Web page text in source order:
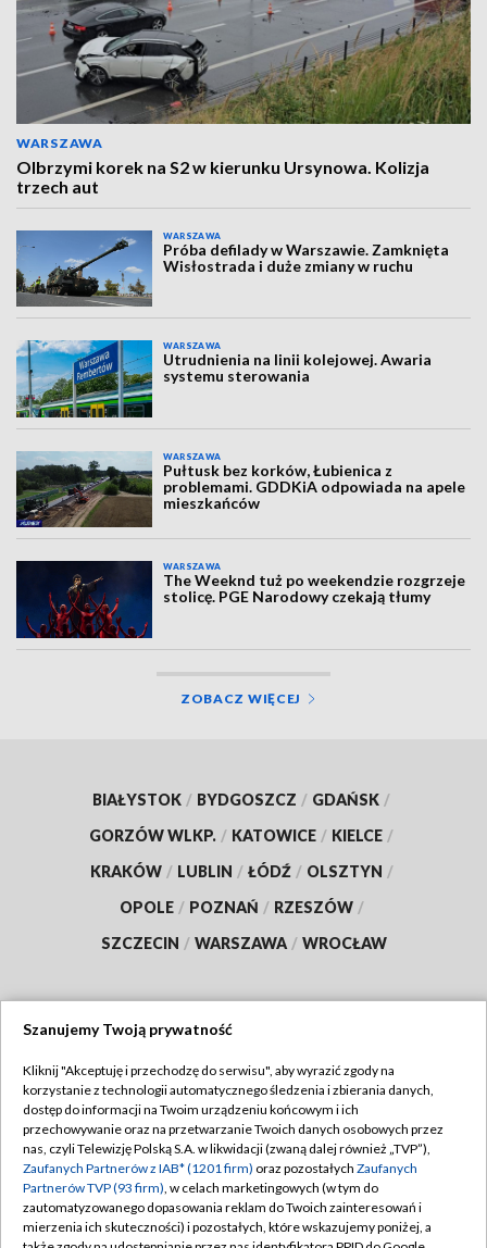
WARSZAWA
Olbrzymi korek na S2 w kierunku Ursynowa. Kolizja
trzech aut
WARSZAWA
Próba defilady w Warszawie. Zamknięta
Wisłostrada i duże zmiany w ruchu
WARSZAWA
Utrudnienia na linii kolejowej. Awaria
systemu sterowania
WARSZAWA
Pułtusk bez korków, Łubienica z
problemami. GDDKiA odpowiada na apele
mieszkańców
WARSZAWA
The Weeknd tuż po weekendzie rozgrzeje
stolicę. PGE Narodowy czekają tłumy
ZOBACZ WIĘCEJ
BIAŁYSTOK / BYDGOSZCZ / GDAŃSK /
GORZÓW WLKP. / KATOWICE / KIELCE /
KRAKÓW / LUBLIN / ŁÓDŹ / OLSZTYN /
OPOLE / POZNAŃ / RZESZÓW /
SZCZECIN / WARSZAWA / WROCŁAW
TVP
Abonament TVP
Emisja w TVP
Centrum informacji TVP
Naziemna Telewizja Cyfrowa
Regulamin TVP
Polityka prywatności
Moje zgody
Pomoc
Szanujemy Twoją prywatność
Kliknij "Akceptuję i przechodzę do serwisu", aby wyrazić zgody na
korzystanie z technologii automatycznego śledzenia i zbierania danych,
dostęp do informacji na Twoim urządzeniu końcowym i ich
przechowywanie oraz na przetwarzanie Twoich danych osobowych przez
nas, czyli Telewizję Polską S.A. w likwidacji (zwaną dalej również „TVP”),
Zaufanych Partnerów z IAB* (1201 firm) oraz pozostałych Zaufanych
Partnerów TVP (93 firm), w celach marketingowych (w tym do
zautomatyzowanego dopasowania reklam do Twoich zainteresowań i
mierzenia ich skuteczności) i pozostałych, które wskazujemy poniżej, a